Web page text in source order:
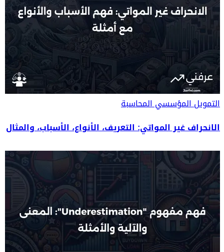
التمويل المؤسسيالمحاسبة
الانحراف غير المواتي: التعريف، الأنواع، الأسباب، والمثال